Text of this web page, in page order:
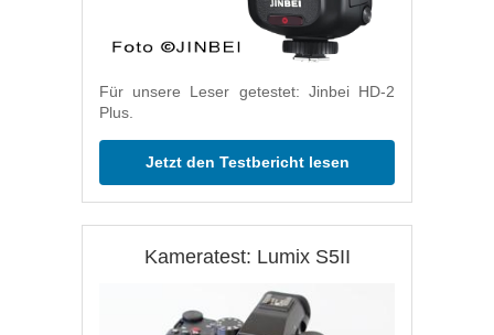
Für unsere Leser getestet: Jinbei HD-2
Plus.
Jetzt den Testbericht lesen
Kameratest: Lumix S5II